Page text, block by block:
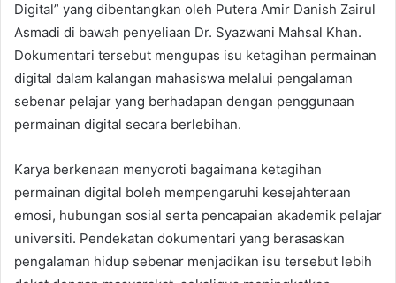
Digital” yang dibentangkan oleh Putera Amir Danish Zairul
Asmadi di bawah penyeliaan Dr. Syazwani Mahsal Khan.
Dokumentari tersebut mengupas isu ketagihan permainan
digital dalam kalangan mahasiswa melalui pengalaman
sebenar pelajar yang berhadapan dengan penggunaan
permainan digital secara berlebihan.
Karya berkenaan menyoroti bagaimana ketagihan
permainan digital boleh mempengaruhi kesejahteraan
emosi, hubungan sosial serta pencapaian akademik pelajar
universiti. Pendekatan dokumentari yang berasaskan
pengalaman hidup sebenar menjadikan isu tersebut lebih